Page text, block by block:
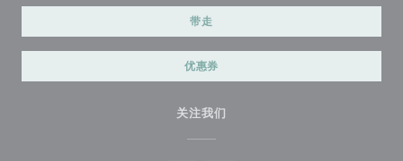
带走
优惠券
关注我们